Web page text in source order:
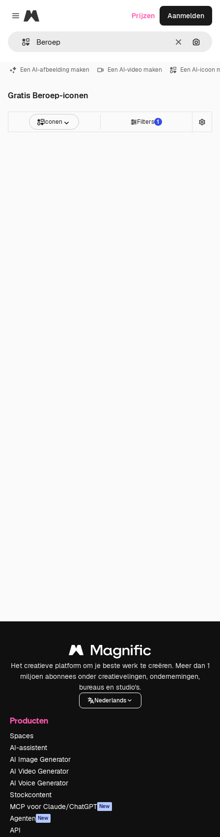
Close menu
Magnific
Wissen
Prijzen Aanmelden
Een AI-afbeelding maken Een AI-video maken Een AI-icoon
Gratis Beroep-iconen
Iconen Filters 1
Het creatieve platform om je beste werk te creëren. Meer dan 1
miljoen abonnees onder creatievelingen, ondernemingen,
bureaus en studio's.
Nederlands
Producten
Spaces
AI-assistent
AI Image Generator
AI Video Generator
AI Voice Generator
Stockcontent
MCP voor Claude/ChatGPT New
Agenten New
API